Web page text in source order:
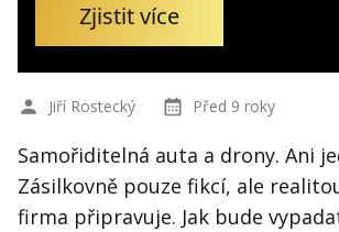
Zjistit více
Jiří Rostecký Před 9 roky
Samořiditelná auta a drony. Ani
Zásilkovně pouze fikcí, ale
firma připravuje. Jak bude